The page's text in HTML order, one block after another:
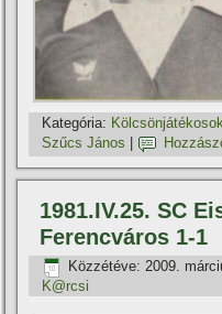
Kategória:
Szűcs János
1981.IV.25. SC
Ferencváros 1-1
Közzétéve: 2009.
K@rcsi